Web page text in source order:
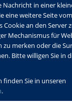
Nachricht in einer
eine weitere Seite
Cookie an den Server
Mechanismus für
merken oder die
Bitte willigen Sie in
Sie in unseren
.